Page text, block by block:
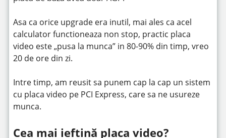
Asa ca orice upgrade era inutil, mai ales ca acel
calculator functioneaza non stop, practic placa
video este „pusa la munca” in 80-90% din timp, vreo
20 de ore din zi.
Intre timp, am reusit sa punem cap la cap un sistem
cu placa video pe PCI Express, care sa ne usureze
munca.
Cea mai ieftină placa video?